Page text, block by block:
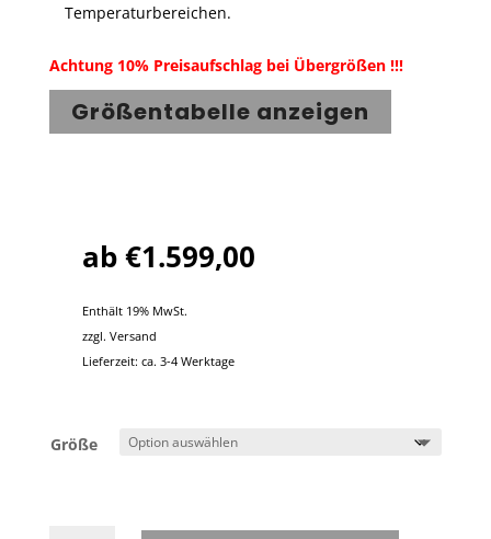
Temperaturbereichen.
Achtung 10% Preisaufschlag bei Übergrößen !!!
Größentabelle anzeigen
ab€1.599,00
Enthält 19% MwSt.
zzgl. Versand
Lieferzeit: ca. 3-4 Werktage
Größe